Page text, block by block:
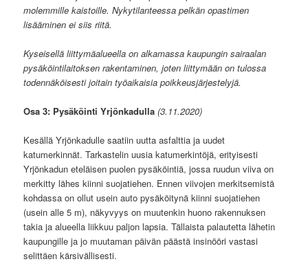
molemmille kaistoille. Nykytilanteessa pelkän opastimen
lisääminen ei siis riitä.
Kyseisellä liittymäalueella on alkamassa kaupungin sairaalan
pysäköintilaitoksen rakentaminen, joten liittymään on tulossa
todennäköisesti joitain työaikaisia poikkeusjärjestelyjä.
Osa 3: Pysäköinti Yrjönkadulla(3.11.2020)
Kesällä Yrjönkadulle saatiin uutta asfalttia ja uudet
katumerkinnät. Tarkastelin uusia katumerkintöjä, erityisesti
Yrjönkadun eteläisen puolen pysäköintiä, jossa ruudun viiva on
merkitty lähes kiinni suojatiehen. Ennen viivojen merkitsemistä
kohdassa on ollut usein auto pysäköitynä kiinni suojatiehen
(usein alle 5 m), näkyvyys on muutenkin huono rakennuksen
takia ja alueella liikkuu paljon lapsia. Tällaista palautetta lähetin
kaupungille ja jo muutaman päivän päästä insinööri vastasi
selittäen kärsivällisesti.